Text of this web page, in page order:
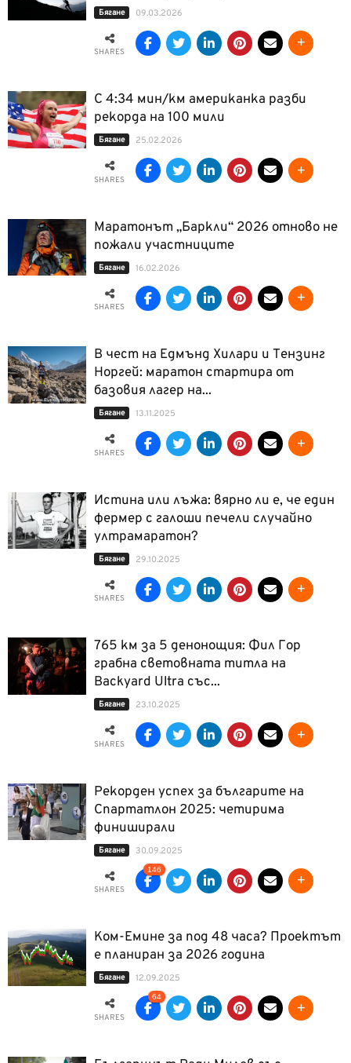
Бягане 09.03.2026
SHARES
С 4:34 мин/км американка разби
рекорда на 100 мили
Бягане 25.02.2026
SHARES
Маратонът „Баркли“ 2026 отново не
пожали участниците
Бягане 16.02.2026
SHARES
В чест на Едмънд Хилари и Тензинг
Норгей: маратон стартира от
базовия лагер на...
Бягане 13.11.2025
SHARES
Истина или лъжа: вярно ли е, че един
фермер с галоши печели случайно
ултрамаратон?
Бягане 29.10.2025
SHARES
765 км за 5 денонощия: Фил Гор
грабна световната титла на
Backyard Ultra със...
Бягане 23.10.2025
SHARES
Рекорден успех за българите на
Спартатлон 2025: четирима
финиширали
Бягане 30.09.2025
SHARES
146
Ком-Емине за под 48 часа? Проектът
е планиран за 2026 година
Бягане 12.09.2025
SHARES
64